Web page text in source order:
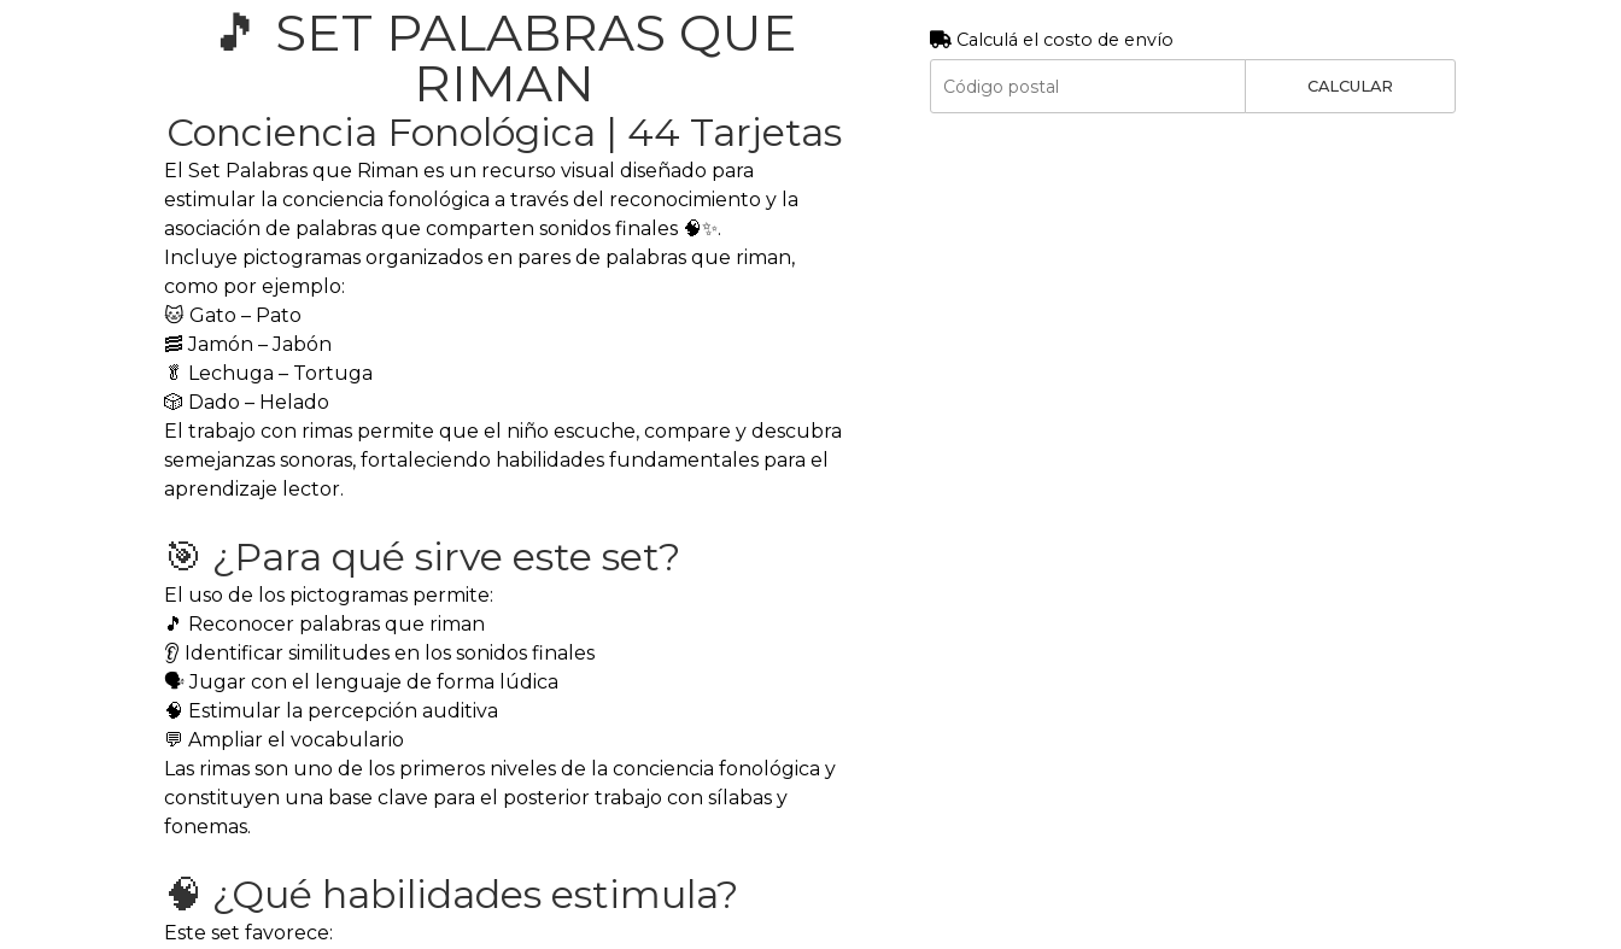
🎵 SET PALABRAS QUE
RIMAN
Conciencia Fonológica | 44 Tarjetas
El Set Palabras que Riman es un recurso visual diseñado para
estimular la conciencia fonológica a través del reconocimiento y la
asociación de palabras que comparten sonidos finales 🧠✨.
Incluye pictogramas organizados en pares de palabras que riman,
como por ejemplo:
🐱 Gato – Pato
🥓 Jamón – Jabón
🥬 Lechuga – Tortuga
🎲 Dado – Helado
El trabajo con rimas permite que el niño escuche, compare y descubra
semejanzas sonoras, fortaleciendo habilidades fundamentales para el
aprendizaje lector.
🎯 ¿Para qué sirve este set?
El uso de los pictogramas permite:
🎵 Reconocer palabras que riman
👂 Identificar similitudes en los sonidos finales
🗣️ Jugar con el lenguaje de forma lúdica
🧠 Estimular la percepción auditiva
💬 Ampliar el vocabulario
Las rimas son uno de los primeros niveles de la conciencia fonológica y
constituyen una base clave para el posterior trabajo con sílabas y
fonemas.
🧠 ¿Qué habilidades estimula?
Este set favorece:
Calculá el costo de envío
CALCULAR